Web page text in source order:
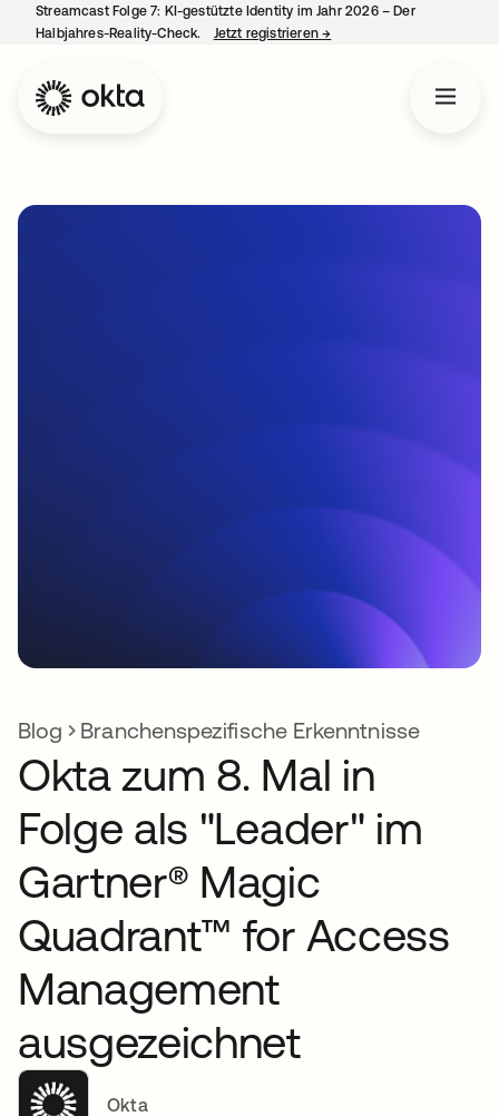
Streamcast Folge 7: KI-gestützte Identity im Jahr 2026 – Der
Halbjahres-Reality-Check.
Jetzt registrieren→
Blog Branchenspezifische Erkenntnisse
Okta zum 8. Mal in
Folge als "Leader" im
Gartner® Magic
Quadrant™ for Access
Management
ausgezeichnet
Okta